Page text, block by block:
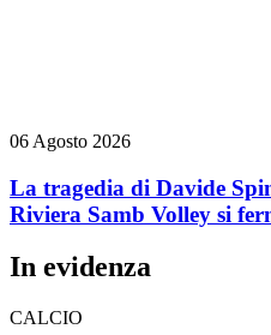
06 Agosto 2026
La tragedia di Davide
Riviera Samb Volley si
In evidenza
CALCIO